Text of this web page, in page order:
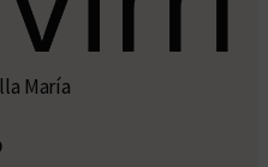
María